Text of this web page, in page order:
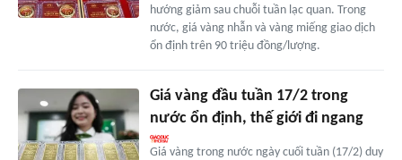
hướng giảm sau chuỗi tuần lạc quan. Trong
nước, giá vàng nhẫn và vàng miếng giao dịch
ổn định trên 90 triệu đồng/lượng.
Giá vàng đầu tuần 17/2 trong
nước ổn định, thế giới đi ngang
Giá vàng trong nước ngày cuối tuần (17/2) duy